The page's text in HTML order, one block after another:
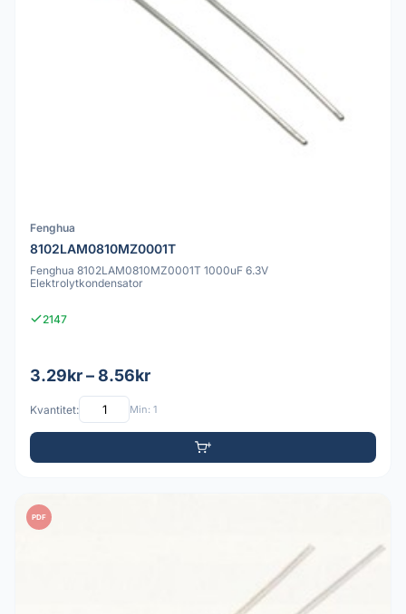
Fenghua
8102LAM0810MZ0001T
Fenghua 8102LAM0810MZ0001T 1000uF 6.3V
Elektrolytkondensator
2147
3.29kr – 8.56kr
Kvantitet: Min: 1
PDF